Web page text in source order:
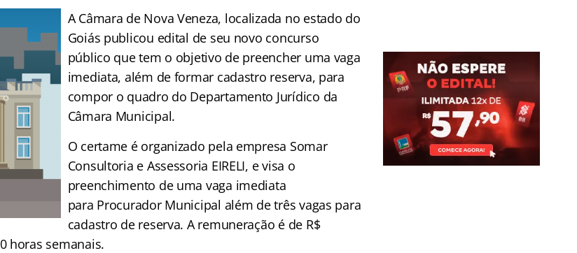
A Câmara de Nova Veneza, localizada no estado do
Goiás publicou edital de seu novo concurso
público que tem o objetivo de preencher uma vaga
imediata, além de formar cadastro reserva, para
compor o quadro do Departamento Jurídico da
Câmara Municipal.
O certame é organizado pela empresa Somar
Consultoria e Assessoria EIRELI, e visa o
preenchimento de uma vaga imediata
para Procurador Municipal além de três vagas para
cadastro de reserva. A remuneração é de R$
horas semanais.